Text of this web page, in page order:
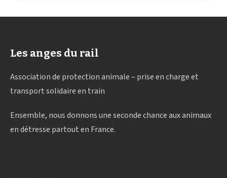
Les anges du rail
Association de protection animale – prise en charge et
transport solidaire en train
Ensemble, nous donnons une seconde chance aux animaux
en détresse partout en France.